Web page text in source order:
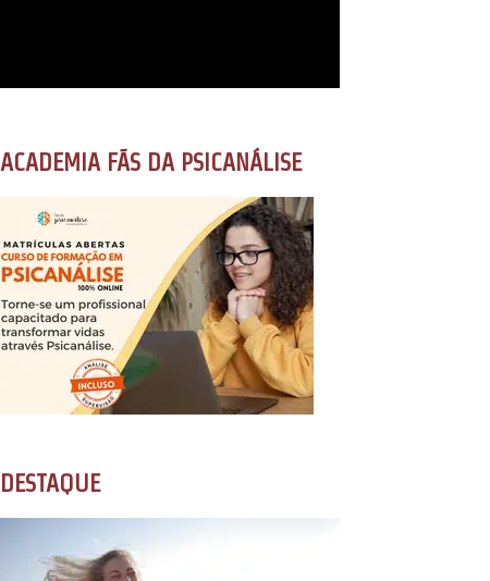
ACADEMIA FÃS DA PSICANÁLISE
DESTAQUE